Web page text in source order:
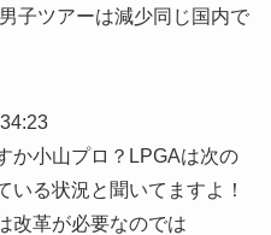
子ツアーは減少同じ国内で
か小山プロ？LPGAは次の
いる状況と聞いてますよ！
改革が必要なのでは